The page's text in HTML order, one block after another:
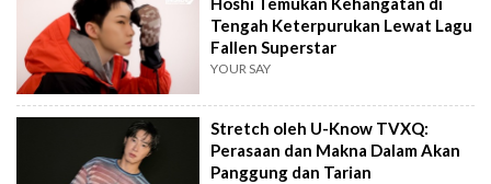
Tengah Keterpurukan Lewat Lagu
Fallen Superstar
YOUR SAY
Stretch oleh U-Know TVXQ:
Perasaan dan Makna Dalam Akan
Panggung dan Tarian